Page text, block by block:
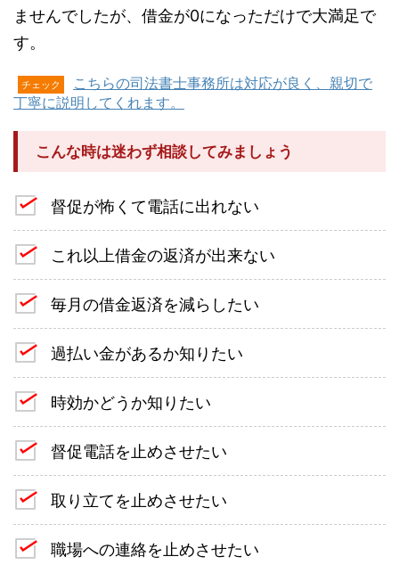
ませんでしたが、借金が0になっただけで大満足で
す。
チェック
こちらの司法書士事務所は対応が良く、親切で
丁寧に説明してくれます。
こんな時は迷わず相談してみましょう
督促が怖くて電話に出れない
これ以上借金の返済が出来ない
毎月の借金返済を減らしたい
過払い金があるか知りたい
時効かどうか知りたい
督促電話を止めさせたい
取り立てを止めさせたい
職場への連絡を止めさせたい